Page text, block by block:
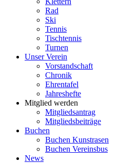
Rad
Ski
Tennis
Tischtennis
Turnen
Unser Verein
Vorstandschaft
Chronik
Ehrentafel
Jahreshefte
Mitglied werden
Mitgliedsantrag
Mitgliedsbeiträge
Buchen
Buchen Kunstrasen
Buchen Vereinsbus
News